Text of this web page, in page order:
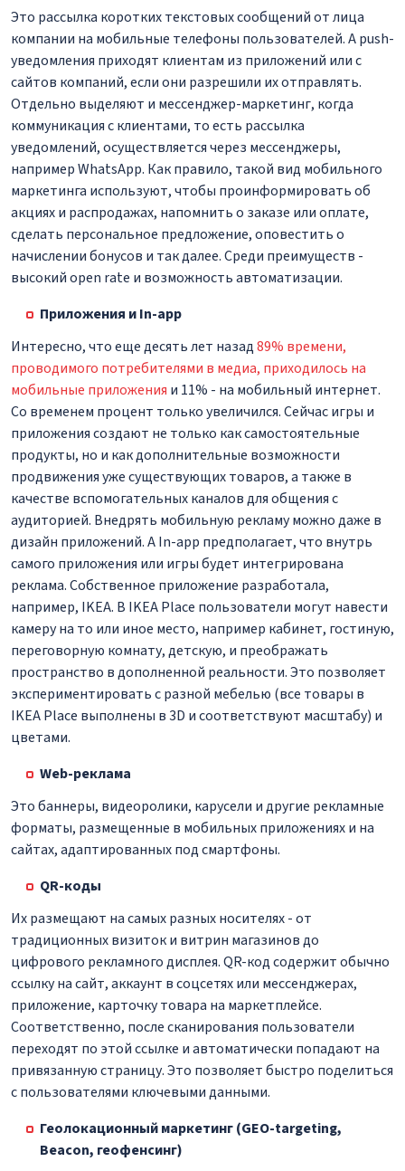
Это рассылка коротких текстовых сообщений от лица
компании на мобильные телефоны пользователей. А push-
уведомления приходят клиентам из приложений или с
сайтов компаний, если они разрешили их отправлять.
Отдельно выделяют и мессенджер-маркетинг, когда
коммуникация с клиентами, то есть рассылка
уведомлений, осуществляется через мессенджеры,
например WhatsApp. Как правило, такой вид мобильного
маркетинга используют, чтобы проинформировать об
акциях и распродажах, напомнить о заказе или оплате,
сделать персональное предложение, оповестить о
начислении бонусов и так далее. Среди преимуществ -
высокий open rate и возможность автоматизации.
Приложения и In-app
Интересно, что еще десять лет назад89% времени,
проводимого потребителями в медиа, приходилось на
мобильные приложения и 11% - на мобильный интернет.
Со временем процент только увеличился. Сейчас игры и
приложения создают не только как самостоятельные
продукты, но и как дополнительные возможности
продвижения уже существующих товаров, а также в
качестве вспомогательных каналов для общения с
аудиторией. Внедрять мобильную рекламу можно даже в
дизайн приложений. А In-app предполагает, что внутрь
самого приложения или игры будет интегрирована
реклама. Собственное приложение разработала,
например, IKEA. В IKEA Place пользователи могут навести
камеру на то или иное место, например кабинет, гостиную,
переговорную комнату, детскую, и преображать
пространство в дополненной реальности. Это позволяет
экспериментировать с разной мебелью (все товары в
IKEA Place выполнены в 3D и соответствуют масштабу) и
цветами.
Web-реклама
Это баннеры, видеоролики, карусели и другие рекламные
форматы, размещенные в мобильных приложениях и на
сайтах, адаптированных под смартфоны.
QR-коды
Их размещают на самых разных носителях - от
традиционных визиток и витрин магазинов до
цифрового рекламного дисплея. QR-код содержит обычно
ссылку на сайт, аккаунт в соцсетях или мессенджерах,
приложение, карточку товара на маркетплейсе.
Соответственно, после сканирования пользователи
переходят по этой ссылке и автоматически попадают на
привязанную страницу. Это позволяет быстро поделиться
с пользователями ключевыми данными.
Геолокационный маркетинг (GEO-targeting,
Beacon, геофенсинг)